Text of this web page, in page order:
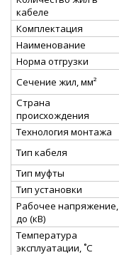
кабеле
Комплектация
Наименование
Норма отгрузки
Сечение жил, мм²
Страна
происхождения
Технология монтажа
Тип кабеля
Тип муфты
Тип установки
Рабочее напряжение,
до (кВ)
Температура
эксплуатации, ˚С